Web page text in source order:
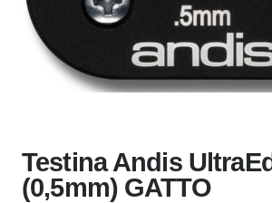
Testina Andis
(0,5mm) GATTO